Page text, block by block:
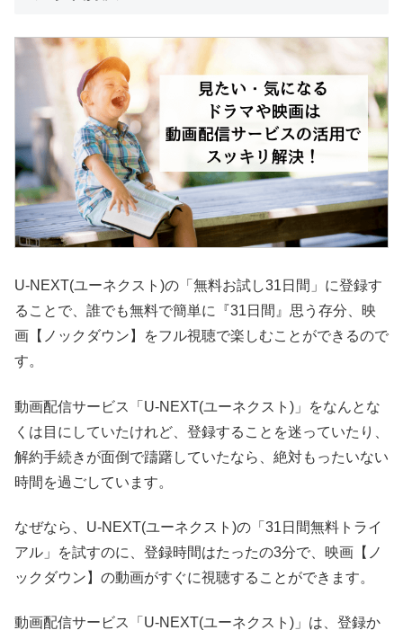
U-NEXT(ユーネクスト)の「無料お試し31日間」に登録す
ることで、誰でも無料で簡単に『31日間』思う存分、映
画【ノックダウン】をフル視聴で楽しむことができるので
す。
動画配信サービス「U-NEXT(ユーネクスト)」をなんとな
くは目にしていたけれど、登録することを迷っていたり、
解約手続きが面倒で躊躇していたなら、絶対もったいない
時間を過ごしています。
なぜなら、U-NEXT(ユーネクスト)の「31日間無料トライ
アル」を試すのに、登録時間はたったの3分で、映画【ノ
ックダウン】の動画がすぐに視聴することができます。
動画配信サービス「U-NEXT(ユーネクスト)」は、登録か